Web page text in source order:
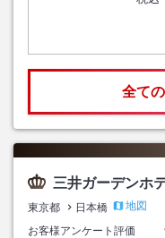
全て
三井ガーデンホ
東京都 日本橋
地図
お客様アンケート評価